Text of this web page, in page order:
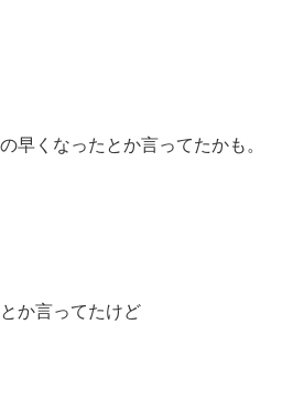
早くなったとか言ってたかも。
か言ってたけど